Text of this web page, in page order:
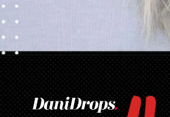
Abriendo...